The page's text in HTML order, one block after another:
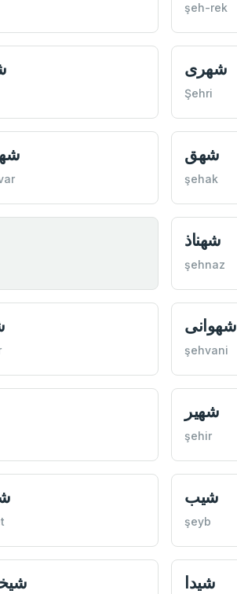
şeh-rek
شهری
Şehri
شهق
şehak
شهناذ
şehnaz
شهوانی
şehvani
شهير
şehir
شيب
şeyb
شيدا